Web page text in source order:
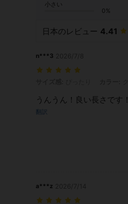
小さい
0%
日本のレビュー 4.41
n***3
うんうん！良い長さです！
翻訳
a***z